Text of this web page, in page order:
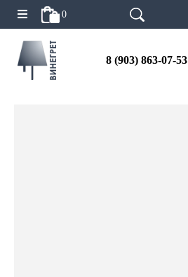
0
8 (903) 863-07-53